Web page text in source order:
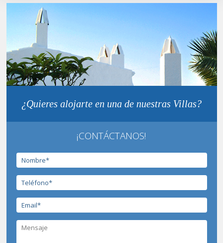
¿Quieres alojarte en una de nuestras Villas?
¡CONTÁCTANOS!